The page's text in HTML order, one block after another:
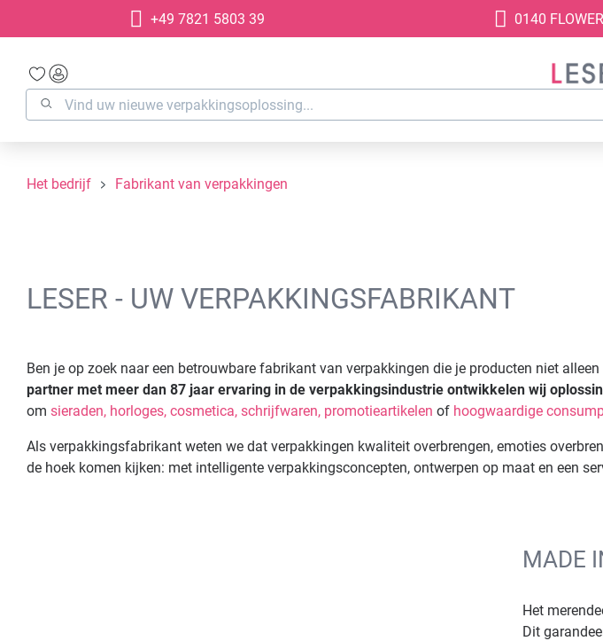
Ga naar de hoofdnavigatie
+49 7821 5803 39 0140
Het bedrijf Fabrikant van verpakkingen
LESER - UW VERPAKKINGSFABRIKANT
Ben je op zoek naar een betrouwbare fabrikant van verpakkingen die je producten niet
partner met meer dan 87 jaar ervaring in de verpakkingsindustrie ontwikkelen wij
om sieraden, horloges, cosmetica, schrijfwaren, promotieartikelen of hoogwaardige
Als verpakkingsfabrikant weten we dat verpakkingen kwaliteit overbrengen, emoties
de hoek komen kijken: met intelligente verpakkingsconcepten, ontwerpen op maat en een
MADE
Het
Dit